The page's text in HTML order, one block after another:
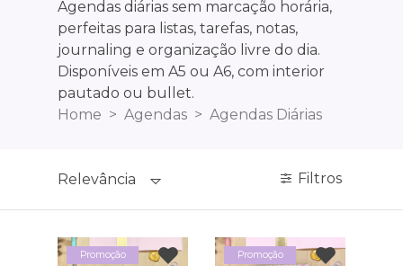
Diária sem Horas
Agendas diárias sem marcação horária,
perfeitas para listas, tarefas, notas,
journaling e organização livre do dia.
Disponíveis em A5 ou A6, com interior
pautado ou bullet.
Home
Agendas Agendas Diárias
Relevância Filtros
Promoção Promoção